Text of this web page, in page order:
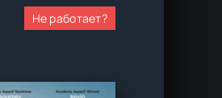
Не работает?